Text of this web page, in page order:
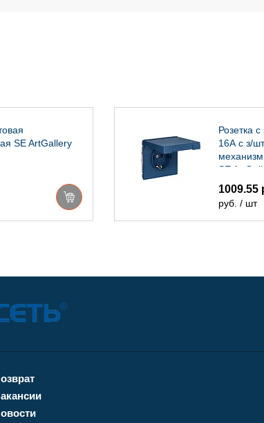
SE ArtGallery
Розетка
16А с з/
SE
1009.55
руб. / шт